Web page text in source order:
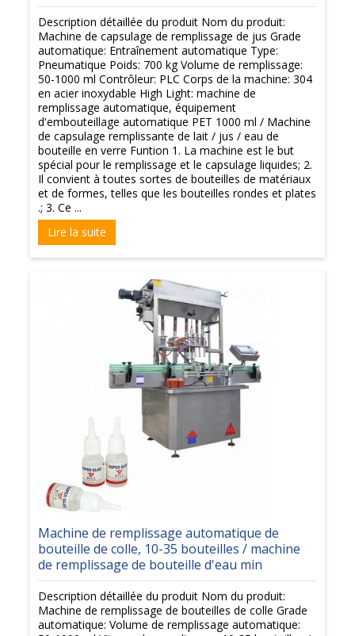
Description détaillée du produit Nom du produit:
Machine de capsulage de remplissage de jus Grade
automatique: Entraînement automatique Type:
Pneumatique Poids: 700 kg Volume de remplissage:
50-1000 ml Contrôleur: PLC Corps de la machine: 304
en acier inoxydable High Light: machine de
remplissage automatique, équipement
d'embouteillage automatique PET 1000 ml / Machine
de capsulage remplissante de lait / jus / eau de
bouteille en verre Funtion 1. La machine est le but
spécial pour le remplissage et le capsulage liquides; 2.
Il convient à toutes sortes de bouteilles de matériaux
et de formes, telles que les bouteilles rondes et plates
.; 3. Ce ...
Lire la suite
Machine de remplissage automatique de
bouteille de colle, 10-35 bouteilles / machine
de remplissage de bouteille d'eau min
Description détaillée du produit Nom du produit:
Machine de remplissage de bouteilles de colle Grade
automatique: Volume de remplissage automatique: